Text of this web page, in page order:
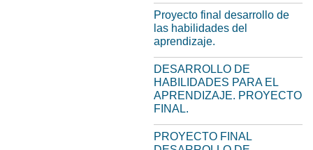
Proyecto final desarrollo de
las habilidades del
aprendizaje.
DESARROLLO DE
HABILIDADES PARA EL
APRENDIZAJE. PROYECTO
FINAL.
PROYECTO FINAL